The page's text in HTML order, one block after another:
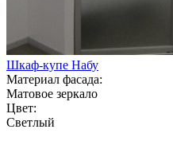
Шкаф-купе Набу
Материал фасада:
Матовое зеркало
Цвет:
Светлый